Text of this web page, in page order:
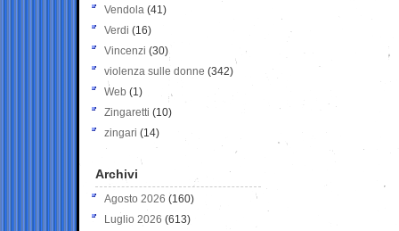
Vendola (41)
Verdi (16)
Vincenzi (30)
violenza sulle donne (342)
Web (1)
Zingaretti (10)
zingari (14)
Archivi
Agosto 2026 (160)
Luglio 2026 (613)